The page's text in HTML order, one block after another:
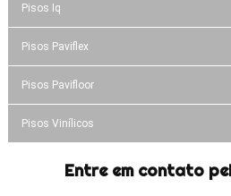
Pisos Iq
Pisos Paviflex
Pisos Pavifloor
Pisos Vinílicos
Entre em contato